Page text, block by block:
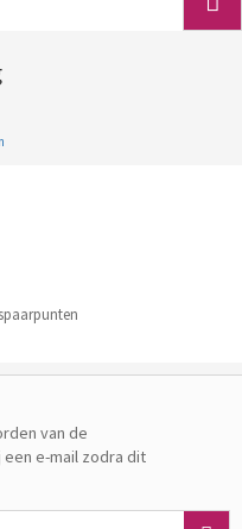
van de
e-mail zodra dit